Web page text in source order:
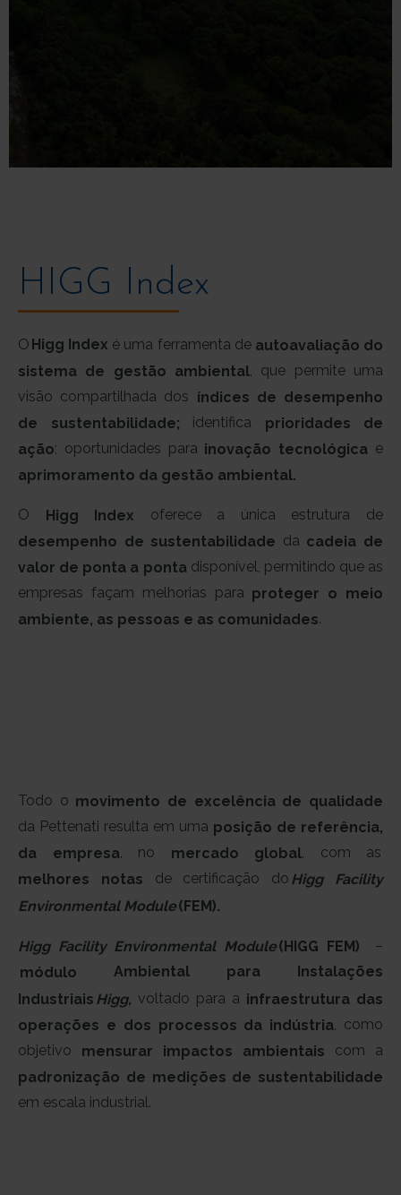
HIGG Index
O Higg Index é uma ferramenta de autoavaliação do
sistema de gestão ambiental, que permite uma
visão compartilhada dos índices de desempenho
de sustentabilidade; identifica prioridades de
ação; oportunidades para inovação tecnológica e
aprimoramento da gestão ambiental.
O Higg Index oferece a única estrutura de
desempenho de sustentabilidade da cadeia de
valor de ponta a pontadisponível, permitindo que as
empresas façam melhorias para proteger o meio
ambiente, as pessoas e as comunidades.
Todo o movimento de excelência de qualidade
da Pettenati resulta em uma posição de referência,
da empresa, no mercado global, com as
melhores notas de certificação do Higg Facility
Environmental Module(FEM).
Higg Facility Environmental Module(HIGG FEM)
–
módulo Ambiental para Instalações
Industriais Higg, voltado para a infraestrutura das
operações e dos processos da indústria, como
objetivo mensurar impactos ambientais com a
padronização de medições de sustentabilidade
em escala industrial.